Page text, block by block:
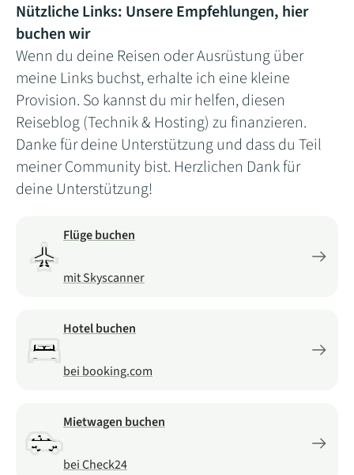
Nützliche Links: Unsere Empfehlungen, hier
buchen wir
Wenn du deine Reisen oder Ausrüstung über
meine Links buchst, erhalte ich eine kleine
Provision. So kannst du mir helfen, diesen
Reiseblog (Technik & Hosting) zu finanzieren.
Danke für deine Unterstützung und dass du Teil
meiner Community bist. Herzlichen Dank für
deine Unterstützung!
Flüge buchen
mit Skyscanner
Hotel buchen
bei booking.com
Mietwagen buchen
bei Check24